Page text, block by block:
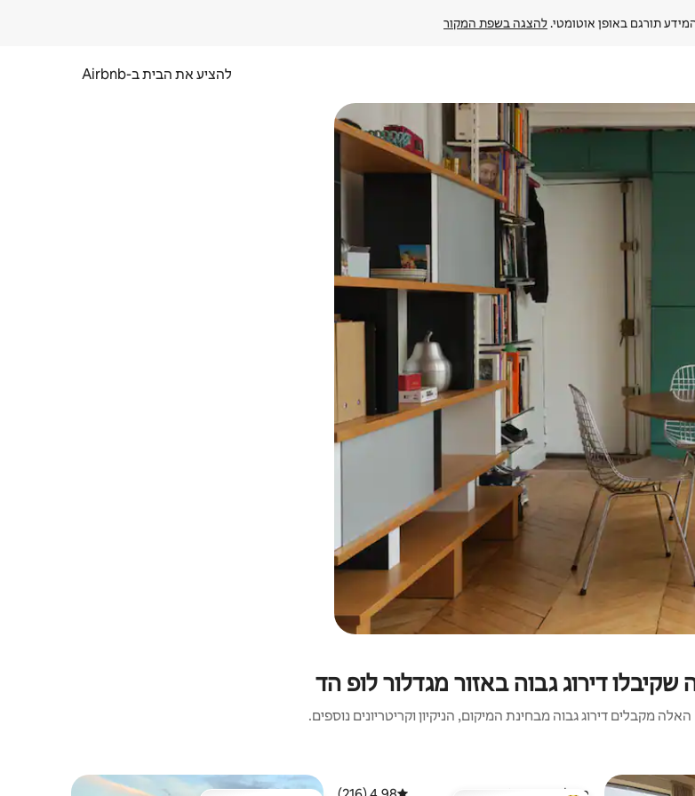
תורגם באופן אוטומטי. להצגה בשפת המקור
להציע את הבית ב-Airbnb
תנועות מגע או החלקה.
דירוג גבוה באזור מגדלור לופ הד
מקבלים דירוג גבוה מבחינת המיקום, הניקיון וקריטריונים נוספים.